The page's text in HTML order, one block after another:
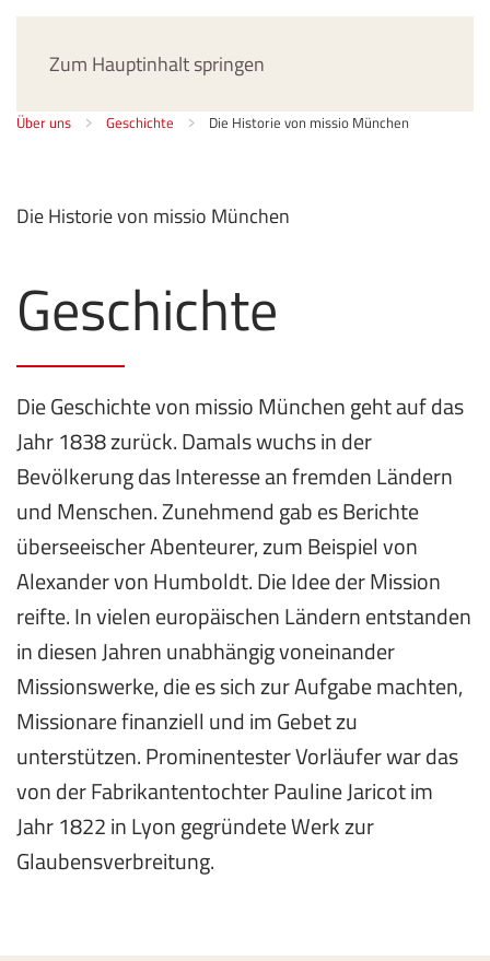
Zum Hauptinhalt springen
Über uns Geschichte Die Historie von missio München
Die Historie von missio München
Geschichte
Die Geschichte von missio München geht auf das
Jahr 1838 zurück. Damals wuchs in der
Bevölkerung das Interesse an fremden Ländern
und Menschen. Zunehmend gab es Berichte
überseeischer Abenteurer, zum Beispiel von
Alexander von Humboldt. Die Idee der Mission
reifte. In vielen europäischen Ländern entstanden
in diesen Jahren unabhängig voneinander
Missionswerke, die es sich zur Aufgabe machten,
Missionare finanziell und im Gebet zu
unterstützen. Prominentester Vorläufer war das
von der Fabrikantentochter Pauline Jaricot im
Jahr 1822 in Lyon gegründete Werk zur
Glaubensverbreitung.